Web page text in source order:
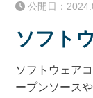
公開日：
ソフト
ソフトウェア
ープンソース